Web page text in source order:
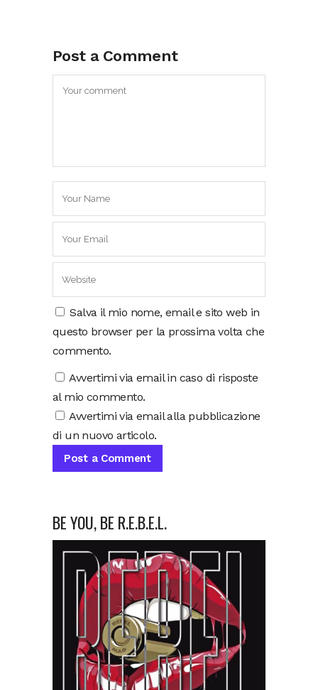
Post a Comment
Salva il mio nome, email e sito web in
questo browser per la prossima volta che
commento.
Avvertimi via email in caso di risposte
al mio commento.
Avvertimi via email alla pubblicazione
di un nuovo articolo.
BE YOU, BE R.E.B.E.L.